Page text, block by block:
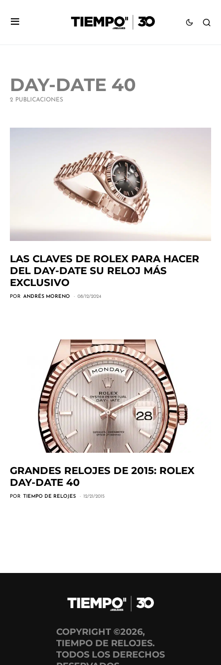
DAY-DATE 40
2 PUBLICACIONES
LAS CLAVES DE ROLEX PARA HACER
DEL DAY-DATE SU RELOJ MÁS
EXCLUSIVO
POR ANDRÉS MORENO 08/12/2024
GRANDES RELOJES DE 2015: ROLEX
DAY-DATE 40
POR TIEMPO DE RELOJES 12/21/2015
COPYRIGHT ©2026,
TIEMPO DE RELOJES.
TODOS LOS DERECHOS